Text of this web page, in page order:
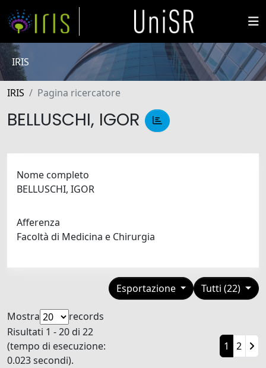
IRIS
IRIS Pagina ricercatore
BELLUSCHI, IGOR
Nome completo
BELLUSCHI, IGOR
Afferenza
Facoltà di Medicina e Chirurgia
Tutti (22)
Esportazione
Mostra
records
Risultati 1 - 20 di 22
(tempo di esecuzione:
0.023 secondi).
1 2